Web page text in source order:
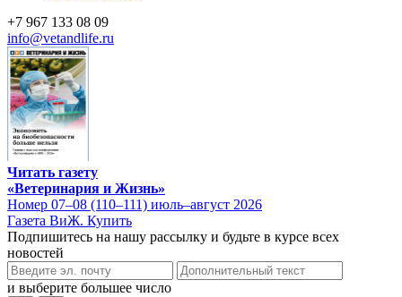
+7 967 133 08 09
info@vetandlife.ru
Читать газету
«Ветеринария и Жизнь»
Номер 07–08 (110–111) июль–август 2026
Газета ВиЖ. Купить
Подпишитесь на нашу рассылку и будьте в курсе всех
новостей
и выберите большее число